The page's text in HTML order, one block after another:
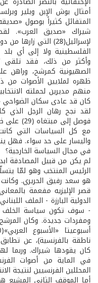
أمثال بوش الإبن وبلير
المتفائل كثيراً بوصول
شيراك «صديق العرب».
لإسرائيل(28) التي
الفلسطينية ولا إلى أي
وأكثر من ذلك، فقد تلقى
الصهيونية كمرشح، وراهن
ظهره لملايين الأصوات من
منهم مديرين لحملته
كان قد عادى سكان الضواحي
لقد نجح رهان الرجل الذي
فوصل إلى
مع كل السياسات التي
واليسار على حد سواء. فهل
في مجال السياسة الخارجية؟
لم يكن من قبيل المصادفة
الرئيس المنتخب وهو لمّا
هو سعد رفيق الحريري.
قصر الإليزيه مفعمة
الدولية البارزة - الملف
- سوف تكون سياسة الخلف
ومفردات جديدة. وكان
ناطقة بالفرنسية)، عن
كان يقودها شيراك. وربما
في الماية من أصوات
المحللين الفرنسيين لنتيجة
أما الموقف الثاني المشبع